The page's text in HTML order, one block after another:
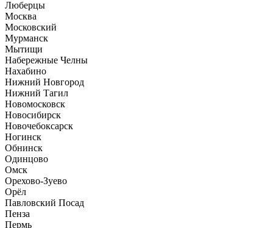
Люберцы
Москва
Московский
Мурманск
Мытищи
Набережные Челны
Нахабино
Нижний Новгород
Нижний Тагил
Новомосковск
Новосибирск
Новочебоксарск
Ногинск
Обнинск
Одинцово
Омск
Орехово-Зуево
Орёл
Павловский Посад
Пенза
Пермь